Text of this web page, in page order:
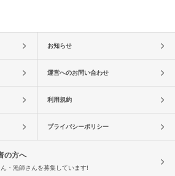
お知らせ
運営へのお問い合わせ
利用規約
プライバシーポリシー
の方へ
・漁師さんを募集しています!